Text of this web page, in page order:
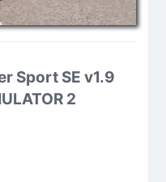
Sport SE v1.9
2